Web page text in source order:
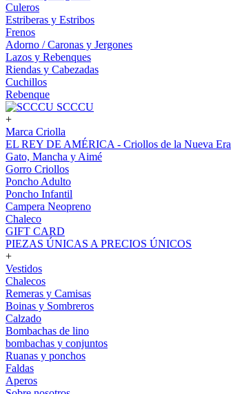
Culeros
Estriberas y Estribos
Frenos
Adorno / Caronas y Jergones
Lazos y Rebenques
Riendas y Cabezadas
Cuchillos
Rebenque
SCCCU
+
Marca Criolla
EL REY DE AMÉRICA - Criollos de la Nueva Era
Gato, Mancha y Aimé
Gorro Criollos
Poncho Adulto
Poncho Infantil
Campera Neopreno
Chaleco
GIFT CARD
PIEZAS ÚNICAS A PRECIOS ÚNICOS
+
Vestidos
Chalecos
Remeras y Camisas
Boinas y Sombreros
Calzado
Bombachas de lino
bombachas y conjuntos
Ruanas y ponchos
Faldas
Aperos